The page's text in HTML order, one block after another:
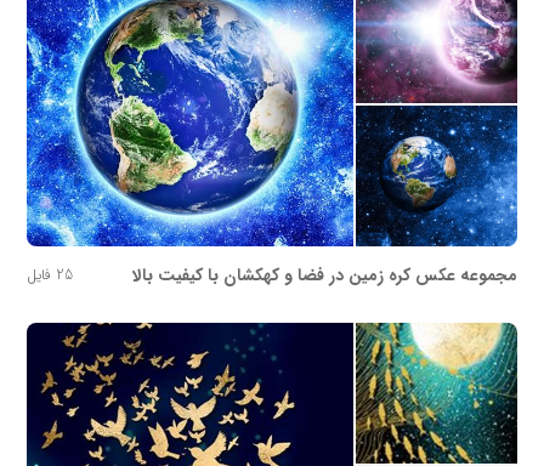
مجموعه عکس کره زمین در فضا و کهکشان با کیفیت بالا 25 فایل